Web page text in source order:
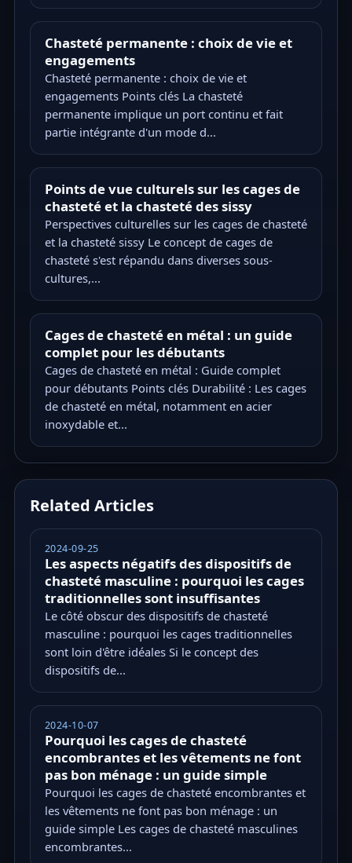
Chasteté permanente : choix de vie et
engagements
Chasteté permanente : choix de vie et
engagements Points clés La chasteté
permanente implique un port continu et fait
partie intégrante d'un mode d...
Points de vue culturels sur les cages de
chasteté et la chasteté des sissy
Perspectives culturelles sur les cages de chasteté
et la chasteté sissy Le concept de cages de
chasteté s'est répandu dans diverses sous-
cultures,...
Cages de chasteté en métal : un guide
complet pour les débutants
Cages de chasteté en métal : Guide complet
pour débutants Points clés Durabilité : Les cages
de chasteté en métal, notamment en acier
inoxydable et...
Related Articles
2024-09-25
Les aspects négatifs des dispositifs de
chasteté masculine : pourquoi les cages
traditionnelles sont insuffisantes
Le côté obscur des dispositifs de chasteté
masculine : pourquoi les cages traditionnelles
sont loin d'être idéales Si le concept des
dispositifs de...
2024-10-07
Pourquoi les cages de chasteté
encombrantes et les vêtements ne font
pas bon ménage : un guide simple
Pourquoi les cages de chasteté encombrantes et
les vêtements ne font pas bon ménage : un
guide simple Les cages de chasteté masculines
encombrantes...